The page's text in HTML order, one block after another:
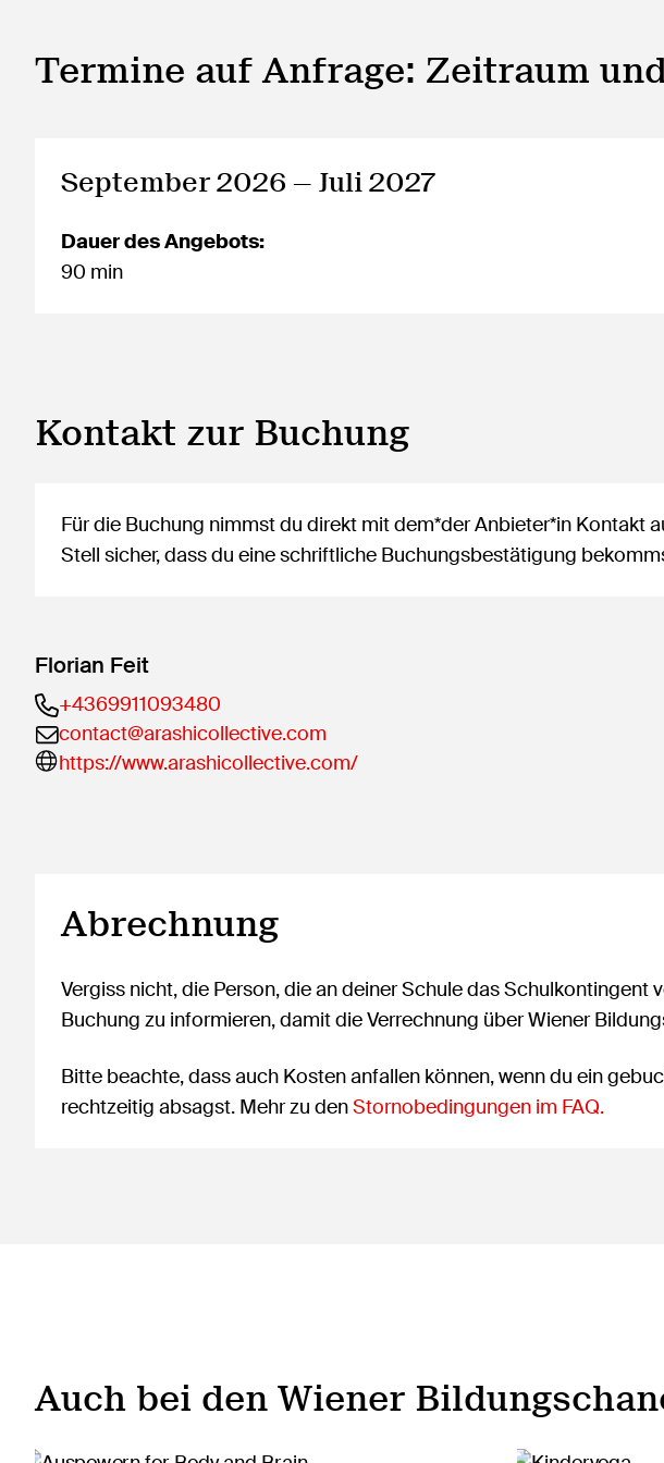
Termine auf Anfrage: Zeitraum
September 2026 — Juli 2027
Dauer des Angebots:
90 min
Kontakt zur Buchung
Für die Buchung nimmst du direkt mit dem*der Anbieter*in Kontakt
Stell sicher, dass du eine schriftliche Buchungsbestätigung
Florian Feit
+4369911093480
contact@arashicollective.com
https://www.arashicollective.com/
Abrechnung
Vergiss nicht, die Person, die an deiner Schule das Schulkontingent
Buchung zu informieren, damit die Verrechnung über Wiener
Bitte beachte, dass auch Kosten anfallen können, wenn du ein
rechtzeitig absagst. Mehr zu denStornobedingungen im FAQ.
Auch bei den Wiener